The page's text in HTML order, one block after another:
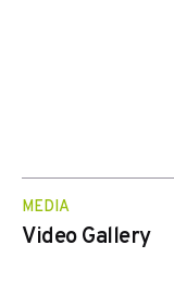
MEDIA
Video Gallery